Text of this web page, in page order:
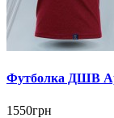
Футболка ДШВ
1550грн